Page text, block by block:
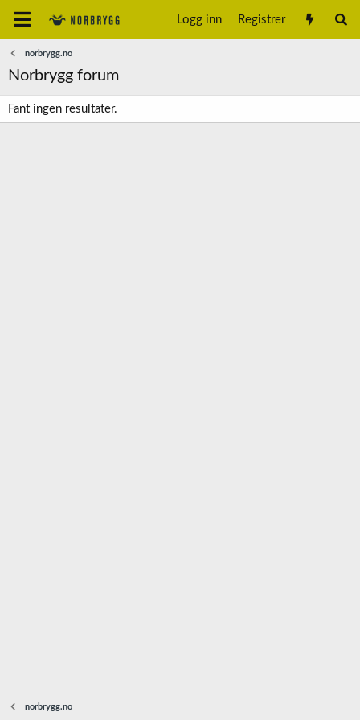
Logg inn Registrer
norbrygg.no
Norbrygg forum
Fant ingen resultater.
norbrygg.no